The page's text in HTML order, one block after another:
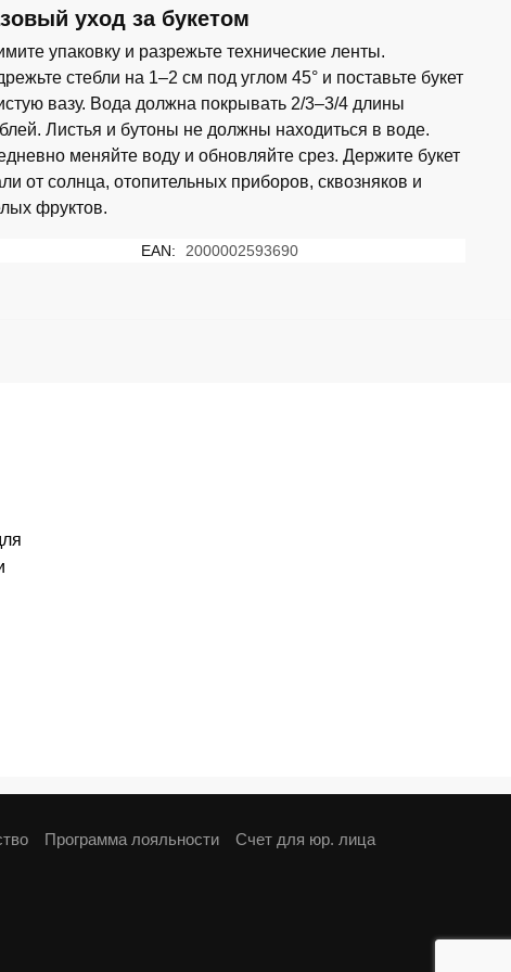
уход за букетом
упаковку и разрежьте технические ленты.
стебли на 1–2 см под углом 45° и поставьте букет
вазу. Вода должна покрывать 2/3–3/4 длины
Листья и бутоны не должны находиться в воде.
меняйте воду и обновляйте срез. Держите букет
от солнца, отопительных приборов, сквозняков и
фруктов.
EAN: 2000002593690
Программа лояльности Cчет для юр. лица